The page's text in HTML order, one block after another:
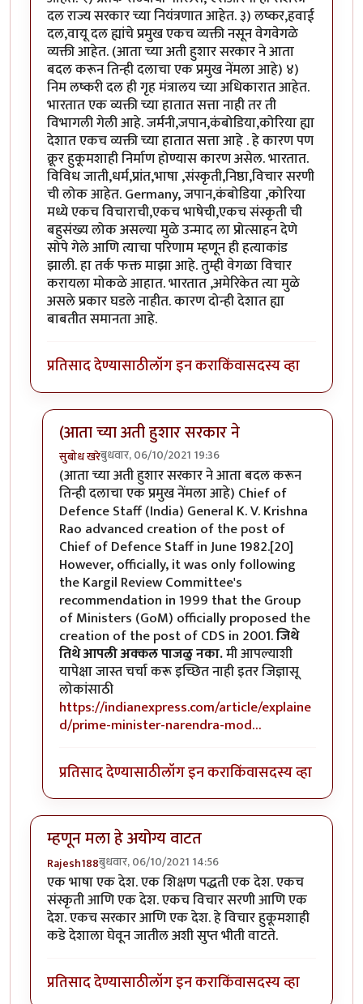
दल राज्य सरकार च्या नियंत्रणात आहेत. ३) लष्कर,हवाई
दल,वायू दल ह्यांचे प्रमुख एकच व्यक्ती नसून वेगवेगळे
व्यक्ती आहेत. (आता च्या अती हुशार सरकार ने आता
बदल करून तिन्ही दलाचा एक प्रमुख नेंमला आहे) ४)
निम लष्करी दल ही गृह मंत्रालय च्या अधिकारात आहेत.
भारतात एक व्यक्ती च्या हातात सत्ता नाही तर ती
विभागली गेली आहे. जर्मनी,जपान,कंबोडिया,कोरिया ह्या
देशात एकच व्यक्ती च्या हातात सत्ता आहे . हे कारण पण
क्रूर हुकूमशाही निर्माण होण्यास कारण असेल. भारतात.
विविध जाती,धर्म,प्रांत,भाषा ,संस्कृती,निष्ठा,विचार सरणी
ची लोक आहेत. Germany, जपान,कंबोडिया ,कोरिया
मध्ये एकच विचाराची,एकच भाषेची,एकच संस्कृती ची
बहुसंख्य लोक असल्या मुळे उन्माद ला प्रोत्साहन देणे
सोपे गेले आणि त्याचा परिणाम म्हणून ही हत्याकांड
झाली. हा तर्क फक्त माझा आहे. तुम्ही वेगळा विचार
करायला मोकळे आहात. भारतात ,अमेरिकेत त्या मुळे
असले प्रकार घडले नाहीत. कारण दोन्ही देशात ह्या
बाबतीत समानता आहे.
प्रतिसाद देण्यासाठीलॉग इन कराकिंवासदस्य व्हा
(आता च्या अती हुशार सरकार ने
सुबोध खरेबुधवार, 06/10/2021 19:36
In reply toएक विचार सारखा सतावत आहेbyRajesh188
(आता च्या अती हुशार सरकार ने आता बदल करून
तिन्ही दलाचा एक प्रमुख नेंमला आहे) Chief of
Defence Staff (India) General K. V. Krishna
Rao advanced creation of the post of
Chief of Defence Staff in June 1982.[20]
However, officially, it was only following
the Kargil Review Committee's
recommendation in 1999 that the Group
of Ministers (GoM) officially proposed the
creation of the post of CDS in 2001.जिथे
तिथे आपली अक्कल पाजळु नका.मी आपल्याशी
यापेक्षा जास्त चर्चा करू इच्छित नाही इतर जिज्ञासू
लोकांसाठी
https://indianexpress.com/article/explaine
d/prime-minister-narendra-mod…
प्रतिसाद देण्यासाठीलॉग इन कराकिंवासदस्य व्हा
म्हणून मला हे अयोग्य वाटत
Rajesh188बुधवार, 06/10/2021 14:56
एक भाषा एक देश. एक शिक्षण पद्धती एक देश. एकच
संस्कृती आणि एक देश. एकच विचार सरणी आणि एक
देश. एकच सरकार आणि एक देश. हे विचार हुकूमशाही
कडे देशाला घेवून जातील अशी सुप्त भीती वाटते.
प्रतिसाद देण्यासाठीलॉग इन कराकिंवासदस्य व्हा